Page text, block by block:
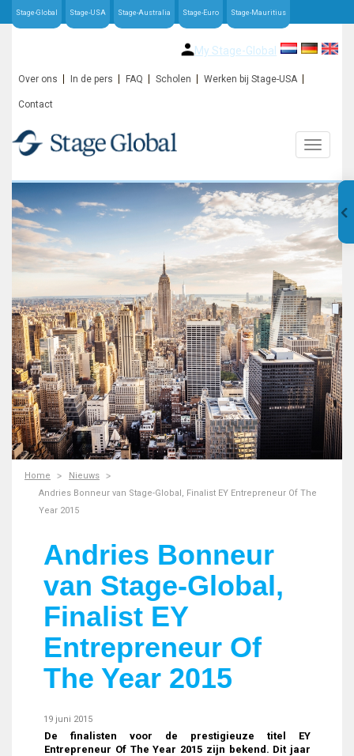
Stage-Global Stage-USA Stage-Australia Stage-Euro Stage-Mauritius
My Stage-Global
Over ons In de pers FAQ Scholen Werken bij Stage-USA
Contact
Home
Nieuws
Andries Bonneur van Stage-Global, Finalist EY Entrepreneur Of The
Year 2015
Andries Bonneur
van Stage-Global,
Finalist EY
Entrepreneur Of
The Year 2015
19 juni 2015
De finalisten voor de prestigieuze titel EY
Entrepreneur Of The Year 2015 zijn bekend. Dit jaar